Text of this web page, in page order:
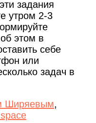
задания
утром 2-3
этом в
себе
или
задач в
Ширяевым,